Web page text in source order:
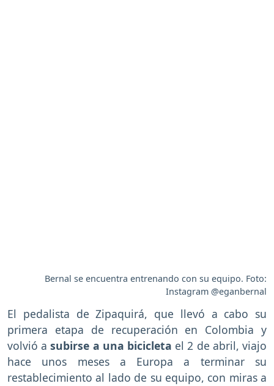
Bernal se encuentra entrenando con su equipo. Foto:
Instagram @eganbernal
El pedalista de Zipaquirá, que llevó a cabo su
primera etapa de recuperación en Colombia y
volvió asubirse a una bicicleta el 2 de abril, viajo
hace unos meses a Europa a terminar su
restablecimiento al lado de su equipo, con miras a